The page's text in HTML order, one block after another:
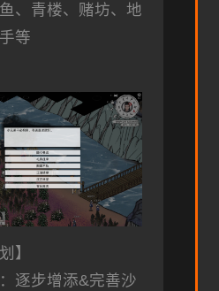
、青楼、赌坊、地
等
】
逐步增添&完善沙